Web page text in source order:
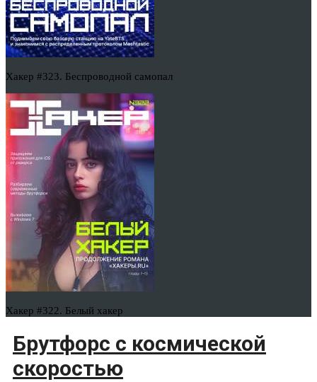
Хакер #323. Беспроводной самопал
Хакер #322. Белый хакер
Брутфорс с космической
скоростью